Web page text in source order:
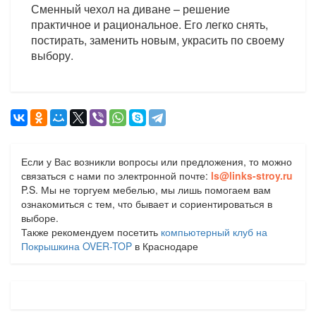
Сменный чехол на диване – решение
практичное и рациональное. Его легко снять,
постирать, заменить новым, украсить по своему
выбору.
Если у Вас возникли вопросы или предложения, то можно
связаться с нами по электронной почте: ls@links-stroy.ru
P.S. Мы не торгуем мебелью, мы лишь помогаем вам
ознакомиться с тем, что бывает и сориентироваться в
выборе.
Также рекомендуем посетить компьютерный клуб на
Покрышкина OVER-TOP в Краснодаре